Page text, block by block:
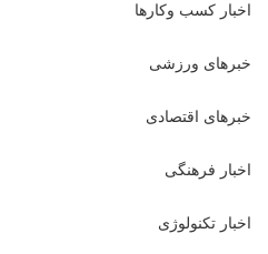
اخبار کسب وکارها
خبرهای ورزشی
خبرهای اقتصادی
اخبار فرهنگی
اخبار تکنولوژی